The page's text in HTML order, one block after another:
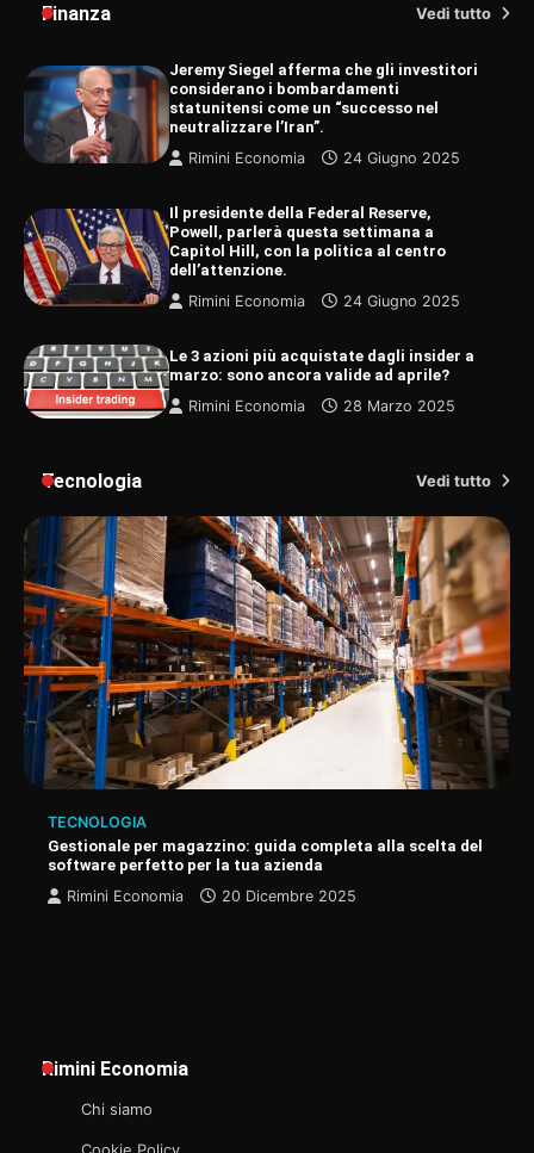
Finanza Vedi tutto
Jeremy Siegel afferma che gli investitori
considerano i bombardamenti
statunitensi come un “successo nel
neutralizzare l’Iran”.
Rimini Economia
24 Giugno 2025
Il presidente della Federal Reserve,
Powell, parlerà questa settimana a
Capitol Hill, con la politica al centro
dell’attenzione.
Rimini Economia
24 Giugno 2025
Le 3 azioni più acquistate dagli insider a
marzo: sono ancora valide ad aprile?
Rimini Economia
28 Marzo 2025
Tecnologia Vedi tutto
TECNOLOGIA
Gestionale per magazzino: guida completa alla scelta del
software perfetto per la tua azienda
Rimini Economia
20 Dicembre 2025
Rimini Economia
Chi siamo